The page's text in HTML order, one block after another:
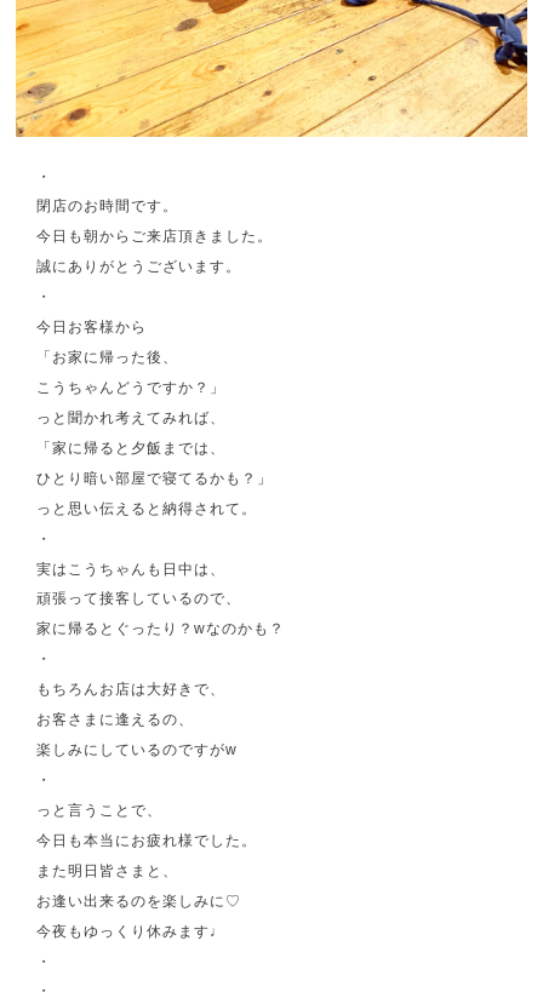
・
閉店のお時間です。
今日も朝からご来店頂きました。
誠にありがとうございます。
・
今日お客様から
「お家に帰った後、
こうちゃんどうですか？」
っと聞かれ考えてみれば、
「家に帰ると夕飯までは、
ひとり暗い部屋で寝てるかも？」
っと思い伝えると納得されて。
・
実はこうちゃんも日中は、
頑張って接客しているので、
家に帰るとぐったり？wなのかも？
・
もちろんお店は大好きで、
お客さまに逢えるの、
楽しみにしているのですがw
・
っと言うことで、
今日も本当にお疲れ様でした。
また明日皆さまと、
お逢い出来るのを楽しみに♡
今夜もゆっくり休みます♩
・